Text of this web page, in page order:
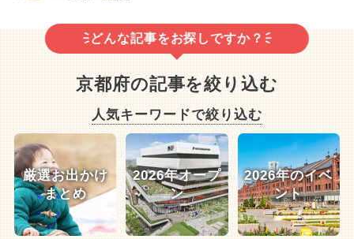
どんな記事をお探しですか？
京都府の記事を絞り込む
人気キーワードで絞り込む
厳選お出かけ
まとめ
2026年オープ
ン
2026年のイベ
ント